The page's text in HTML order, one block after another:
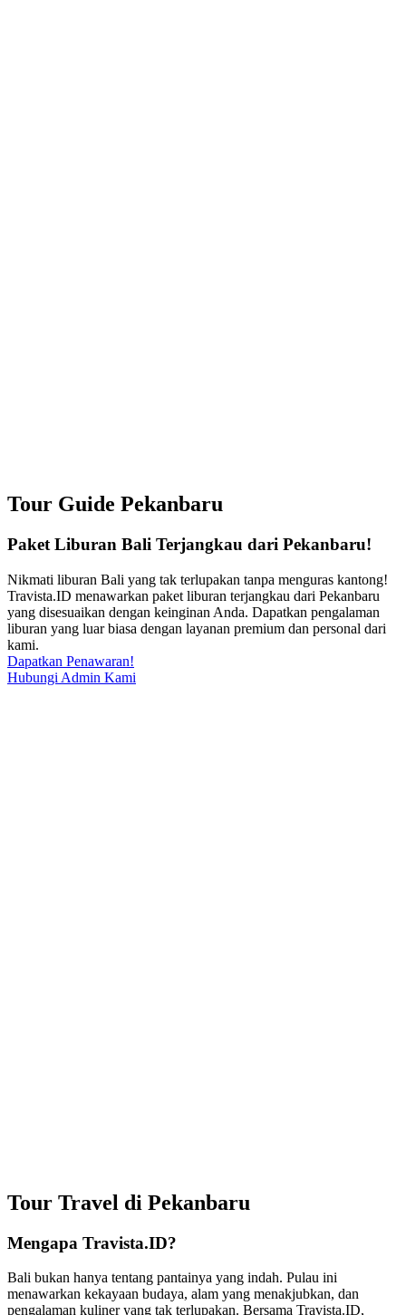
Tour Guide Pekanbaru
Paket Liburan Bali Terjangkau dari Pekanbaru!
Nikmati liburan Bali yang tak terlupakan tanpa menguras kantong!
Travista.ID menawarkan paket liburan terjangkau dari Pekanbaru
yang disesuaikan dengan keinginan Anda. Dapatkan pengalaman
liburan yang luar biasa dengan layanan premium dan personal dari
kami.
Dapatkan Penawaran!
Hubungi Admin Kami
Tour Travel di Pekanbaru
Mengapa Travista.ID?
Bali bukan hanya tentang pantainya yang indah. Pulau ini
menawarkan kekayaan budaya, alam yang menakjubkan, dan
pengalaman kuliner yang tak terlupakan. Bersama Travista.ID,